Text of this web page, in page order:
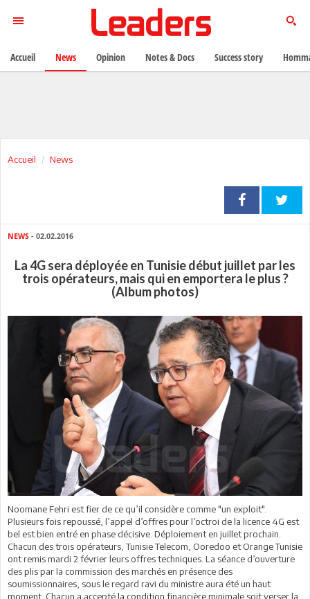
Accueil News
NEWS - 02.02.2016
La 4G sera déployée en Tunisie début juillet par les
trois opérateurs, mais qui en emportera le plus ?
(Album photos)
Noomane Fehri est fier de ce qu’il considère comme "un exploit".
Plusieurs fois repoussé, l’appel d’offres pour l’octroi de la licence 4G est
bel est bien entré en phase décisive. Déploiement en juillet prochain.
Chacun des trois opérateurs, Tunisie Telecom, Ooredoo et Orange Tunisie
ont remis mardi 2 février leurs offres techniques. La séance d’ouverture
des plis par la commission des marchés en présence des
soumissionnaires, sous le regard ravi du ministre aura été un haut
moment. Chacun a accepté la condition financière minimale soit verser la
Accueil News Opinion Notes & Docs Success story